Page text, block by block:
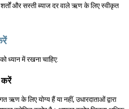
और सस्ती ब्याज दर वाले ऋण के लिए स्वीकृत
ध्यान में रखना चाहिए:
करें
ऋण के लिए योग्य हैं या नहीं, उधारदाताओं द्वारा